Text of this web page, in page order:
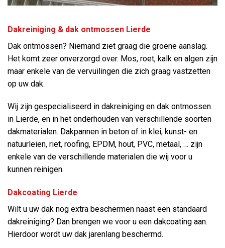
Dakreiniging & dak ontmossen Lierde
Dak ontmossen? Niemand ziet graag die groene aanslag.
Het komt zeer onverzorgd over. Mos, roet, kalk en algen zijn
maar enkele van de vervuilingen die zich graag vastzetten
op uw dak.
Wij zijn gespecialiseerd in dakreiniging en dak ontmossen
in Lierde, en in het onderhouden van verschillende soorten
dakmaterialen. Dakpannen in beton of in klei, kunst- en
natuurleien, riet, roofing, EPDM, hout, PVC, metaal, … zijn
enkele van de verschillende materialen die wij voor u
kunnen reinigen.
Dakcoating Lierde
Wilt u uw dak nog extra beschermen naast een standaard
dakreiniging? Dan brengen we voor u een dakcoating aan.
Hierdoor wordt uw dak jarenlang beschermd.